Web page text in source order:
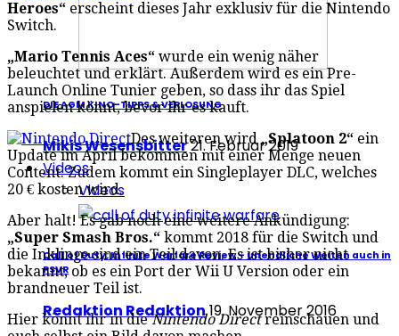
DIE AGM KINO-TIPPS & VERLOSUNG
Mikis Wesensbitter21. Februar 2019
Videos
Videos
Call of Duty: Infinite Warfare Review – unendliche Weiten auch in
PSVR
Redaktion Redaktion19. November 2016
Heroes“ erscheint dieses Jahr exklusiv für die Nintendo
Switch.
„Mario Tennis Aces“ wurde ein wenig näher
beleuchtet und erklärt. Außerdem wird es ein Pre-
Launch Online Tunier geben, so dass ihr das Spiel
anspielen könnt, bevor ihr es kauft.
Des weiteren wird„Splatoon 2“ ein
Update im April bekommen mit einer Menge neuen
Content. Zudem kommt ein Singleplayer DLC, welches
20 € kosten wird.
Aber halt! Es gab noch eine weitere Ankündigung:
„Super Smash Bros.“ kommt 2018 für die Switch und
die Inklinge sind ein Teil davon. Es ist bisher nicht
bekannt, ob es ein Port der Wii U Version oder ein
brandneuer Teil ist.
Hier könnt ihr in dieNintendo Directreinschauen und